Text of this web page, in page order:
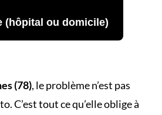
(hôpital ou domicile)
(78), le problème n’est pas
C’est tout ce qu’elle oblige à